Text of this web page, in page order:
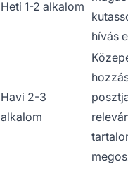
Heti 1-2 alkalom
hívás
Havi 2-3
alkalom